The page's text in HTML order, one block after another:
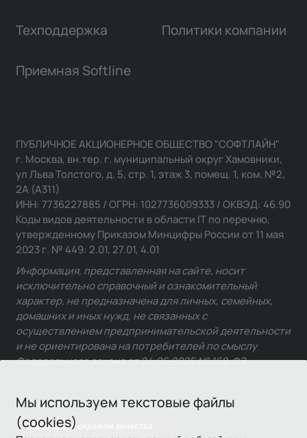
Мы используем текстовые файлы
(cookies)
Техподдержка Политики компании
Приемная Softline
Связаться с отделом качества
ПУБЛИЧНОЕ АКЦИОНЕРНОЕ ОБЩЕСТВО "СОФТЛАЙН"
г. Москва, вн.тер. г. муниципальный округ Хамовники,
ул Льва Толстого, д. 5, стр. 1, этаж 3, помещ. 1, ком. №2,
2А (А311)
ИНН: 7736227885 / ОГРН: 1027736009333 / ОКВЭД: 46.90
Коды видов деятельности в области IT по перечню,
утвержденному Приказом Минцифры России от 11 мая
2023 г. № 449: 2.01, 27.01, 4.01
Информация, представленная на сайте, носит
исключительно справочный и ознакомительный
характер, не предназначена для личных, семейных,
домашних и иных нужд, не связанных с
осуществлением предпринимательской деятельности
и не ориентирована на потребителей по смыслу
Федерального закона от 24.06.2025 № 168-ФЗ.